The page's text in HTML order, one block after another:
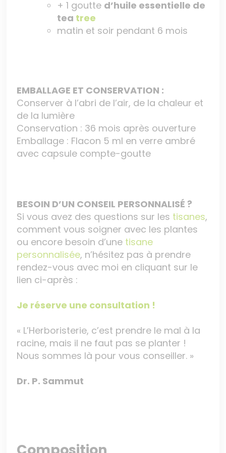
+ 1 goutte d’huile essentielle de
tea tree
matin et soir pendant 6 mois
EMBALLAGE ET CONSERVATION :
Conserver à l’abri de l’air, de la chaleur et
de la lumière
Conservation : 36 mois après ouverture
Emballage : Flacon 5 ml en verre ambré
avec capsule compte-goutte
BESOIN D’UN CONSEIL PERSONNALISÉ ?
Si vous avez des questions sur les tisanes,
comment vous soigner avec les plantes
ou encore besoin d’une tisane
personnalisée, n’hésitez pas à prendre
rendez-vous avec moi en cliquant sur le
lien ci-après :
Je réserve une consultation !
« L’Herboristerie, c’est prendre le mal à la
racine, mais il ne faut pas se planter !
Nous sommes là pour vous conseiller. »
Dr. P. Sammut